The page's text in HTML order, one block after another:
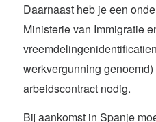
Daarnaast heb je een
Ministerie van Immigratie
werkvergunning
arbeidscontract nodig.
Bij aankomst in Spanje